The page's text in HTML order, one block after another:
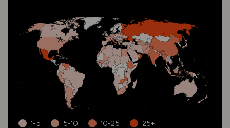
1-5 5-10 10-25 25+